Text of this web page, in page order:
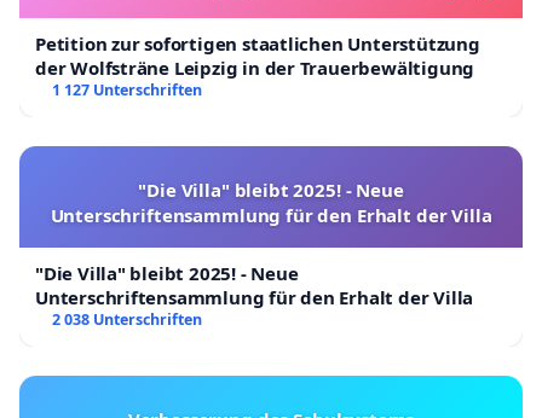
Petition zur sofortigen staatlichen Unterstützung
der Wolfsträne Leipzig in der Trauerbewältigung
1 127 Unterschriften
"Die Villa" bleibt 2025! - Neue
Unterschriftensammlung für den Erhalt der Villa
"Die Villa" bleibt 2025! - Neue
Unterschriftensammlung für den Erhalt der Villa
2 038 Unterschriften